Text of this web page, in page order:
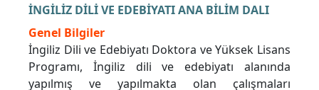
İNGİLİZ DİLİ VE EDEBİYATI ANA BİLİM DALI
Genel Bilgiler
İngiliz Dili ve Edebiyatı Doktora ve Yüksek Lisans
Programı, İngiliz dili ve edebiyatı alanında
yapılmış ve yapılmakta olan çalışmaları